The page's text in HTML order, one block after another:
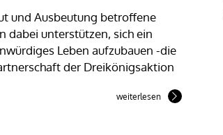
und Ausbeutung betroffene
dabei unterstützen, sich ein
Leben aufzubauen -die
der Dreikönigsaktion
weiterlesen